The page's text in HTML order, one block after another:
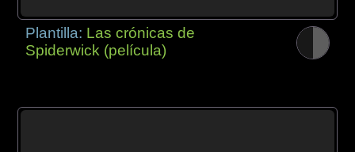
Plantilla: Las crónicas de
Spiderwick (película)